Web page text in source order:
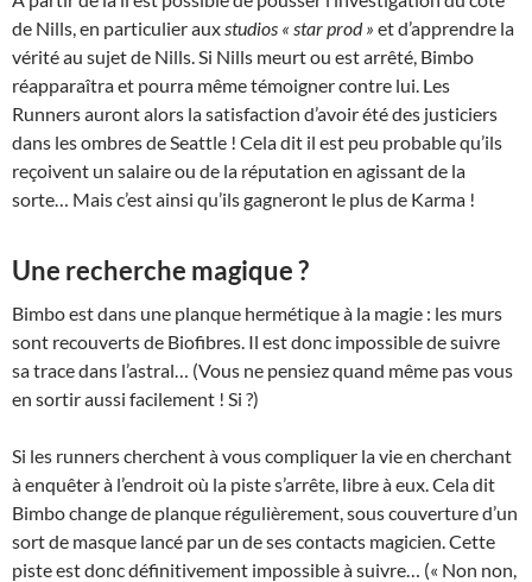
de Nills, en particulier auxstudios « star prod » et d’apprendre la
vérité au sujet de Nills. Si Nills meurt ou est arrêté, Bimbo
réapparaîtra et pourra même témoigner contre lui. Les
Runners auront alors la satisfaction d’avoir été des justiciers
dans les ombres de Seattle ! Cela dit il est peu probable qu’ils
reçoivent un salaire ou de la réputation en agissant de la
sorte… Mais c’est ainsi qu’ils gagneront le plus de Karma !
Une recherche magique ?
Bimbo est dans une planque hermétique à la magie : les murs
sont recouverts de Biofibres. Il est donc impossible de suivre
sa trace dans l’astral… (Vous ne pensiez quand même pas vous
en sortir aussi facilement ! Si ?)
Si les runners cherchent à vous compliquer la vie en cherchant
à enquêter à l’endroit où la piste s’arrête, libre à eux. Cela dit
Bimbo change de planque régulièrement, sous couverture d’un
sort de masque lancé par un de ses contacts magicien. Cette
piste est donc définitivement impossible à suivre… (« Non non,